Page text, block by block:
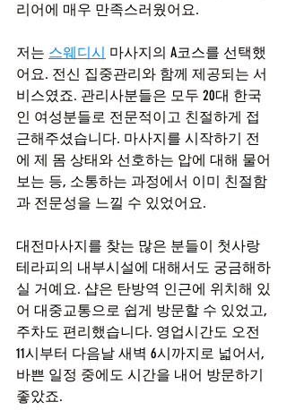
리어에 매우 만족스러웠어요.
저는 스웨디시 마사지의 A코스를 선택했
어요. 전신 집중관리와 함께 제공되는 서
비스였죠. 관리사분들은 모두 20대 한국
인 여성분들로 전문적이고 친절하게 접
근해주셨습니다. 마사지를 시작하기 전
에 제 몸 상태와 선호하는 압에 대해 물어
보는 등, 소통하는 과정에서 이미 친절함
과 전문성을 느낄 수 있었어요.
대전마사지를 찾는 많은 분들이 첫사랑
테라피의 내부시설에 대해서도 궁금해하
실 거예요. 샵은 탄방역 인근에 위치해 있
어 대중교통으로 쉽게 방문할 수 있었고,
주차도 편리했습니다. 영업시간도 오전
11시부터 다음날 새벽 6시까지로 넓어서,
바쁜 일정 중에도 시간을 내어 방문하기
좋았죠.